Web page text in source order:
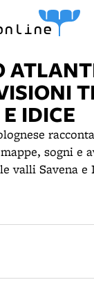
IDICE
sogni e
valli Savena e